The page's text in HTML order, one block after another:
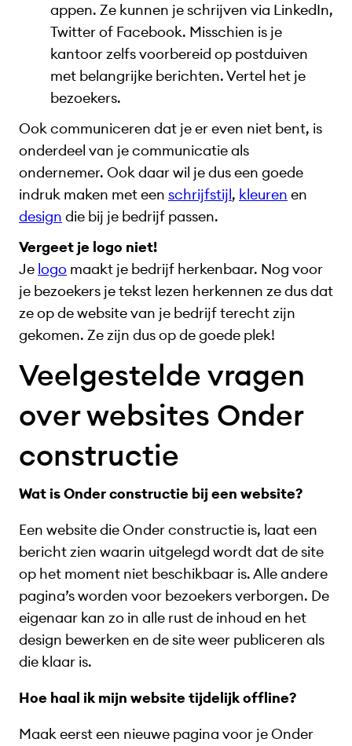
appen. Ze kunnen je schrijven via LinkedIn,
Twitter of Facebook. Misschien is je
kantoor zelfs voorbereid op postduiven
met belangrijke berichten. Vertel het je
bezoekers.
Ook communiceren dat je er even niet bent, is
onderdeel van je communicatie als
ondernemer. Ook daar wil je dus een goede
indruk maken met een schrijfstijl, kleuren en
design die bij je bedrijf passen.
Vergeet je logo niet!
Je logo maakt je bedrijf herkenbaar. Nog voor
je bezoekers je tekst lezen herkennen ze dus dat
ze op de website van je bedrijf terecht zijn
gekomen. Ze zijn dus op de goede plek!
Veelgestelde vragen
over websites Onder
constructie
Wat is Onder constructie bij een website?
Een website die Onder constructie is, laat een
bericht zien waarin uitgelegd wordt dat de site
op het moment niet beschikbaar is. Alle andere
pagina’s worden voor bezoekers verborgen. De
eigenaar kan zo in alle rust de inhoud en het
design bewerken en de site weer publiceren als
die klaar is.
Hoe haal ik mijn website tijdelijk offline?
Maak eerst een nieuwe pagina voor je Onder